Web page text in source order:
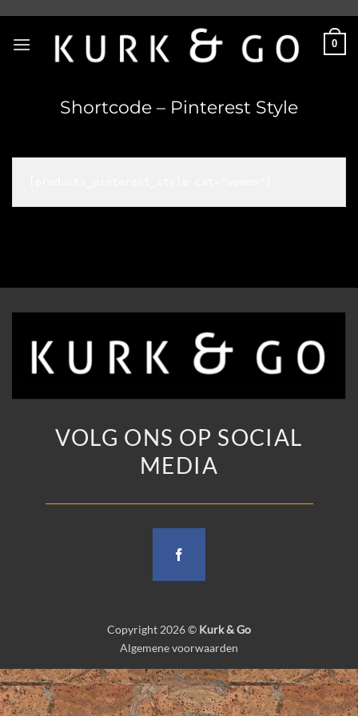
content
0
Shortcode – Pinterest Style
VOLG ONS OP SOCIAL
MEDIA
Copyright 2026 © Kurk & Go
Algemene voorwaarden